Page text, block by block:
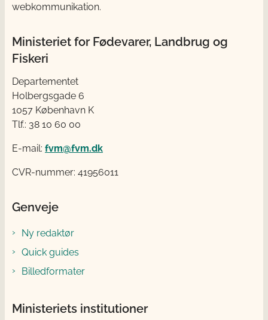
webkommunikation.
Ministeriet for Fødevarer, Landbrug og
Fiskeri
Departementet
Holbergsgade 6
1057 København K
Tlf.: 38 10 60 00
E-mail: fvm@fvm.dk
CVR-nummer: 41956011
Genveje
Ny redaktør
Quick guides
Billedformater
Ministeriets institutioner